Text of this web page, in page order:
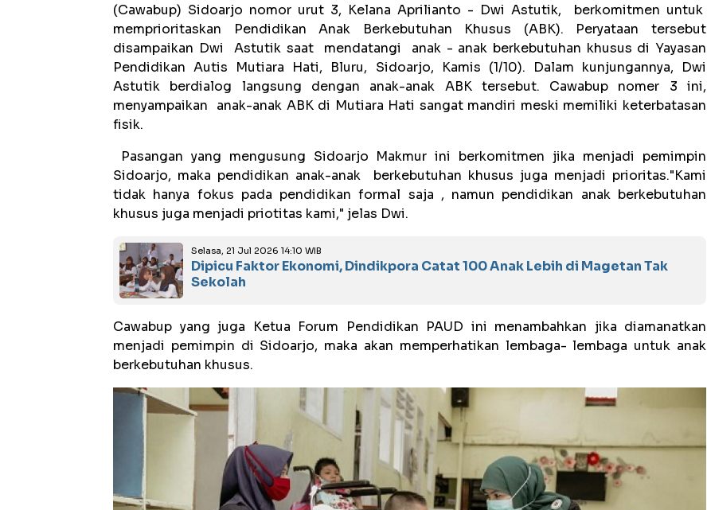
(Cawabup) Sidoarjo nomor urut 3, Kelana Aprilianto - Dwi Astutik, berkomitmen untuk
memprioritaskan Pendidikan Anak Berkebutuhan Khusus (ABK). Peryataan tersebut
disampaikan Dwi Astutik saat mendatangi anak - anak berkebutuhan khusus di Yayasan
Pendidikan Autis Mutiara Hati, Bluru, Sidoarjo, Kamis (1/10). Dalam kunjungannya, Dwi
Astutik berdialog langsung dengan anak-anak ABK tersebut. Cawabup nomer 3 ini,
menyampaikan anak-anak ABK di Mutiara Hati sangat mandiri meski memiliki keterbatasan
fisik.
Pasangan yang mengusung Sidoarjo Makmur ini berkomitmen jika menjadi pemimpin
Sidoarjo, maka pendidikan anak-anak berkebutuhan khusus juga menjadi prioritas."Kami
tidak hanya fokus pada pendidikan formal saja , namun pendidikan anak berkebutuhan
khusus juga menjadi priotitas kami," jelas Dwi.
Selasa, 21 Jul 2026 14:10 WIB
Dipicu Faktor Ekonomi, Dindikpora Catat 100 Anak Lebih di Magetan Tak
Sekolah
Cawabup yang juga Ketua Forum Pendidikan PAUD ini menambahkan jika diamanatkan
menjadi pemimpin di Sidoarjo, maka akan memperhatikan lembaga- lembaga untuk anak
berkebutuhan khusus.